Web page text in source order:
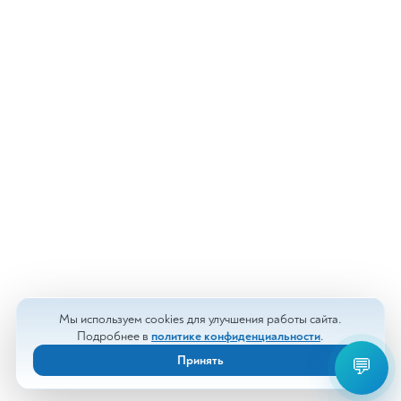
Мы используем cookies для улучшения работы сайта.
Подробнее в политике конфиденциальности.
Принять
💬